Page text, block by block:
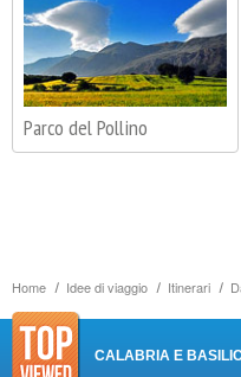
Home Idee di viaggio Itinerari
Parco del Pollino
CALABRIA E